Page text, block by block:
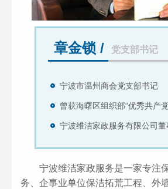
章金锁 / 党支部书记
宁波市温州商会党支部书记
曾获海曙区组织部“优秀共产
宁波维洁家政服务有限公司董
宁波维洁家政服务是一家专注
务、企事业单位保洁拓荒工程、外